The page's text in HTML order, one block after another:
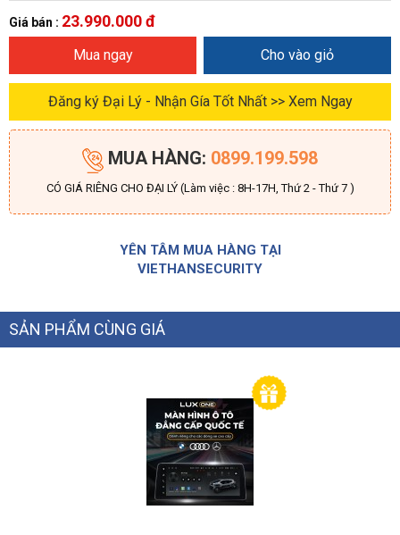
Giá bán : 23.990.000 đ
Mua ngay Cho vào giỏ
Đăng ký Đại Lý - Nhận Gía Tốt Nhất >> Xem Ngay
MUA HÀNG: 0899.199.598
CÓ GIÁ RIÊNG CHO ĐẠI LÝ (Làm việc : 8H-17H, Thứ 2 - Thứ 7 )
YÊN TÂM MUA HÀNG TẠI
VIETHANSECURITY
SẢN PHẨM CÙNG GIÁ